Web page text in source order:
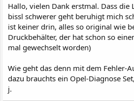
Hallo, vielen Dank erstmal. Dass die
bissl schwerer geht beruhigt mich
ist keiner drin, alles so original wie
Druckbehälter, der hat schon so
mal gewechselt worden)
Wie geht das denn mit dem Fehler-
dazu brauchts ein Opel-Diagnose
j.